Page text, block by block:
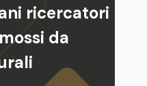
ricercatori
da